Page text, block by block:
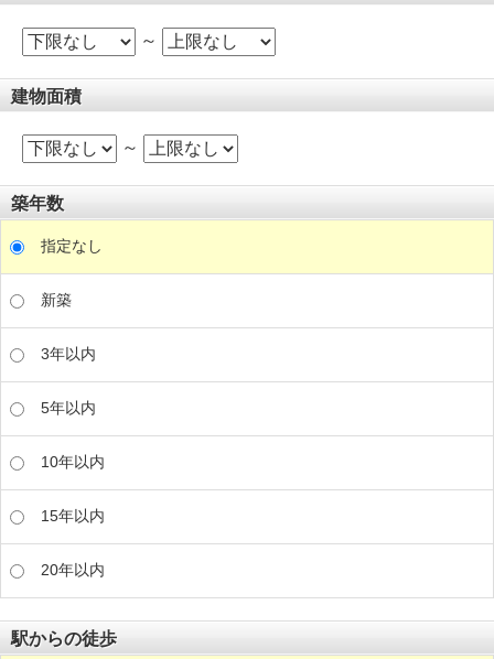
～
建物面積
～
築年数
指定なし
新築
3年以内
5年以内
10年以内
15年以内
20年以内
駅からの徒歩